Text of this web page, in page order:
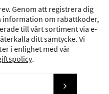
Genom att registrera dig
information om rabattkoder,
till vårt sortiment via e-
ditt samtycke. Vi
i enlighet med vår
.